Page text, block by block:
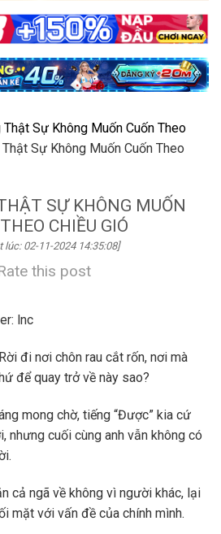
Sự Không Muốn Cuốn Theo
Sự Không Muốn Cuốn Theo
SỰ KHÔNG MUỐN
CHIỀU GIÓ
lúc: 02-11-2024 14:35:08]
this post
lnc
đi nơi chôn rau cắt rốn, nơi mà
để quay trở về này sao?
mong chờ, tiếng “Được” kia cứ
nhưng cuối cùng anh vẫn không có
cả ngã về không vì người khác, lại
mặt với vấn đề của chính mình.